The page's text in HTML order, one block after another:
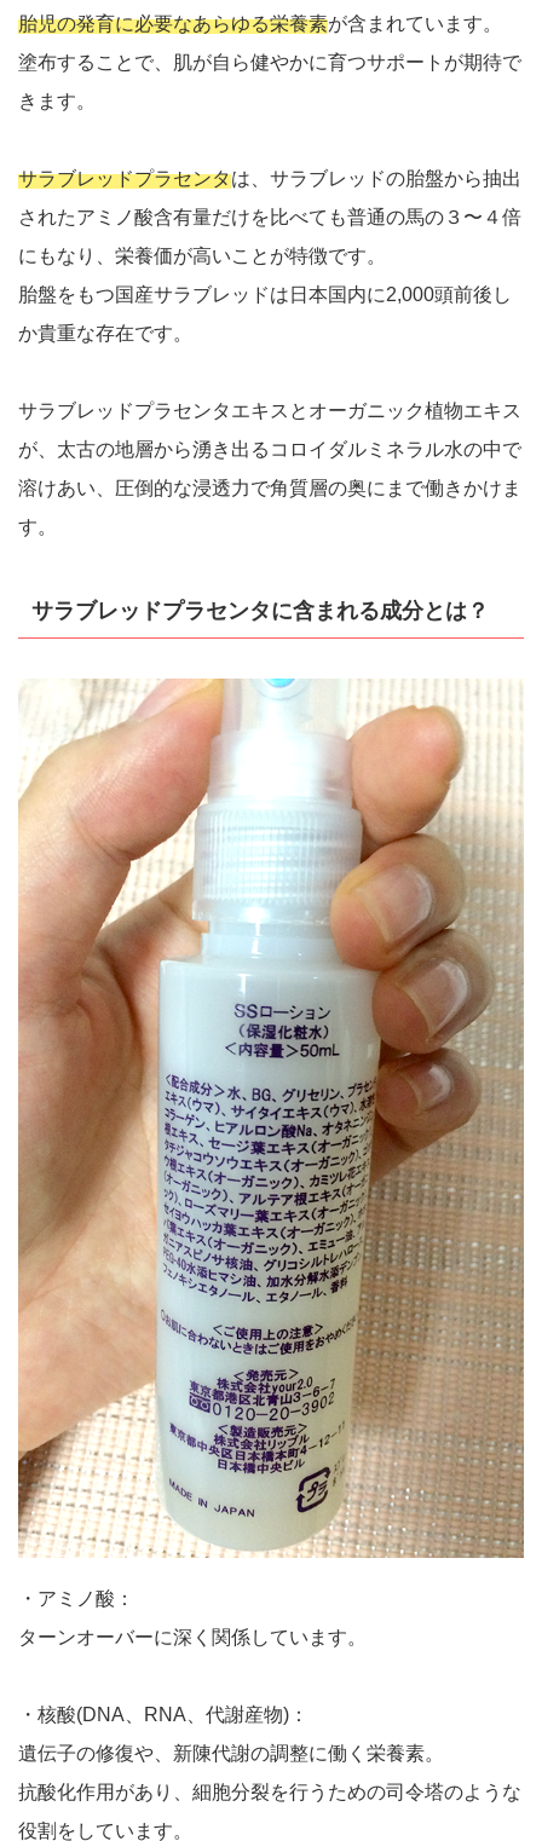
胎児の発育に必要なあらゆる栄養素が含まれています。
塗布することで、肌が自ら健やかに育つサポートが期待で
きます。
サラブレッドプラセンタは、サラブレッドの胎盤から抽出
されたアミノ酸含有量だけを比べても普通の馬の３〜４倍
にもなり、栄養価が高いことが特徴です。
胎盤をもつ国産サラブレッドは日本国内に2,000頭前後し
か貴重な存在です。
サラブレッドプラセンタエキスとオーガニック植物エキス
が、太古の地層から湧き出るコロイダルミネラル水の中で
溶けあい、圧倒的な浸透力で角質層の奥にまで働きかけま
す。
サラブレッドプラセンタに含まれる成分とは？
・アミノ酸：
ターンオーバーに深く関係しています。
・核酸(DNA、RNA、代謝産物)：
遺伝子の修復や、新陳代謝の調整に働く栄養素。
抗酸化作用があり、細胞分裂を行うための司令塔のような
役割をしています。